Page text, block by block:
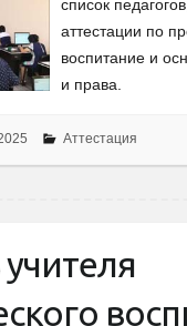
список
аттестации по
воспитание и
и права.
Аттестация